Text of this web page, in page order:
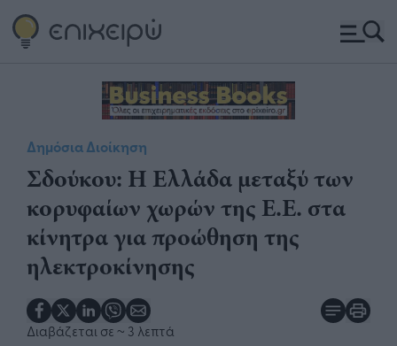
Δημόσια Διοίκηση
Σδούκου: Η Ελλάδα μεταξύ των
κορυφαίων χωρών της Ε.Ε. στα
κίνητρα για προώθηση της
ηλεκτροκίνησης
Διαβάζεται σε ~ 3 λεπτά